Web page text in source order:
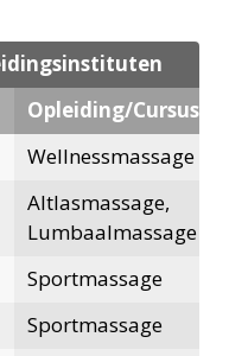
Opleiding/Cursus
Wellnessmassage
Altlasmassage,
Lumbaalmassage
Sportmassage
Sportmassage